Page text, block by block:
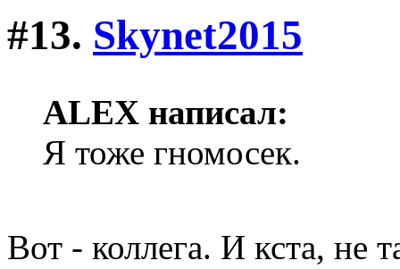
#13. Skynet2015
ALEX написал:
Я тоже гномосек.
Вот - коллега. И кста, не